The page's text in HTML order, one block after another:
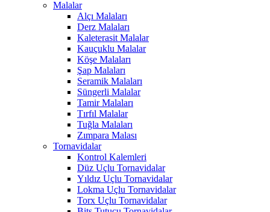
Malalar
Alçı Malaları
Derz Malaları
Kaleterasit Malalar
Kauçuklu Malalar
Köşe Malaları
Şap Malaları
Seramik Malaları
Süngerli Malalar
Tamir Malaları
Tırfıl Malalar
Tuğla Malaları
Zımpara Malası
Tornavidalar
Kontrol Kalemleri
Düz Uçlu Tornavidalar
Yıldız Uçlu Tornavidalar
Lokma Uçlu Tornavidalar
Torx Uçlu Tornavidalar